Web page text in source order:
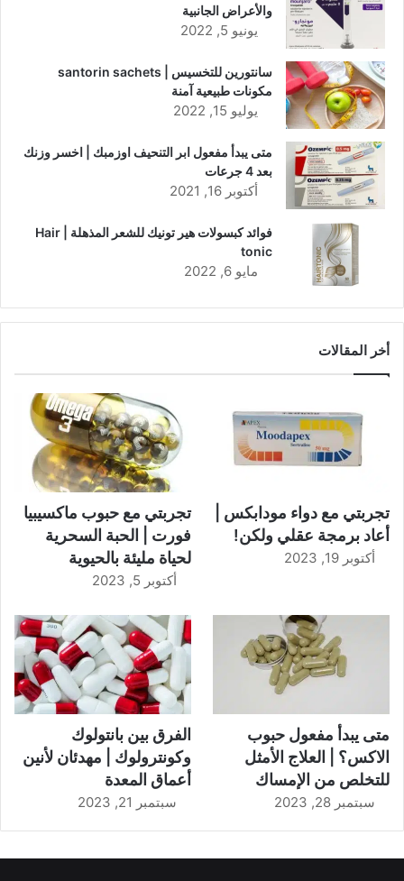
والأعراض الجانبية
يونيو 5, 2022
سانتورين للتخسيس | santorin sachets
مكونات طبيعية آمنة
يوليو 15, 2022
متى يبدأ مفعول ابر التنحيف اوزمبك | اخسر وزنك
بعد 4 جرعات
أكتوبر 16, 2021
فوائد كبسولات هير تونيك للشعر المذهلة | Hair
tonic
مايو 6, 2022
أخر المقالات
تجربتي مع دواء مودابكس |
أعاد برمجة عقلي ولكن!
أكتوبر 19, 2023
تجربتي مع حبوب ماكسيبيا
فورت | الحبة السحرية
لحياة مليئة بالحيوية
أكتوبر 5, 2023
متى يبدأ مفعول حبوب
الاكس؟ | العلاج الأمثل
للتخلص من الإمساك
سبتمبر 28, 2023
الفرق بين بانتولوك
وكونترولوك | مهدئان لأنين
أعماق المعدة
سبتمبر 21, 2023